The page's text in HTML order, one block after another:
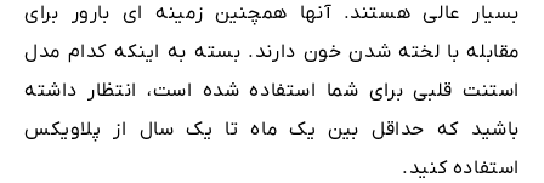
بسیار عالی هستند. آنها همچنین زمینه ای بارور برای
مقابله با لخته شدن خون دارند. بسته به اینکه کدام مدل
استنت قلبی برای شما استفاده شده است، انتظار داشته
باشید که حداقل بین یک ماه تا یک سال از پلاویکس
استفاده کنید.